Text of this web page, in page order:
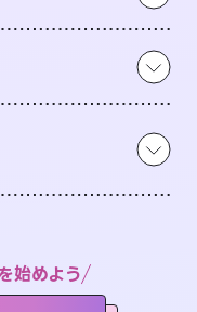
始めよう